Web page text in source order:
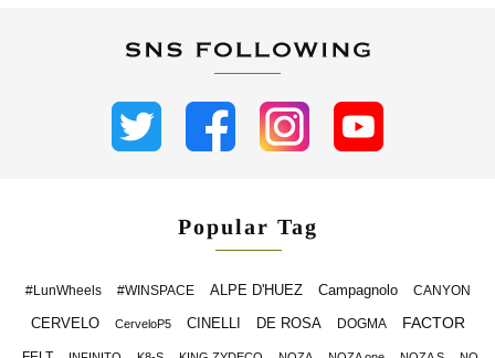
Popular Tag
#LunWheels #WINSPACE ALPE D'HUEZ Campagnolo CANYON
CERVELO CerveloP5 CINELLI DE ROSA DOGMA FACTOR